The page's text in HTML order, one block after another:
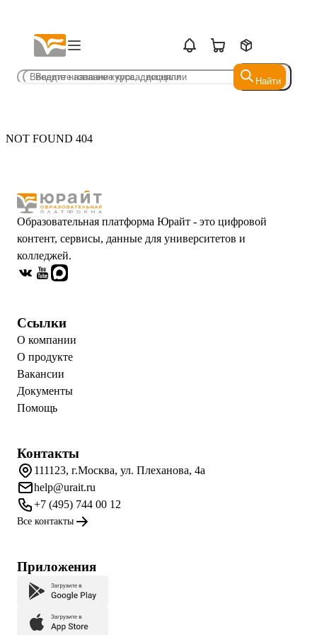
Найти
Найти
NOT FOUND 404
Образовательная платформа Юрайт - это цифровой
контент, сервисы, данные для университетов и
колледжей.
Ссылки
О компании
О продукте
Вакансии
Документы
Помощь
Контакты
111123, г.Москва, ул. Плеханова, 4а
help@urait.ru
+7 (495) 744 00 12
Все контакты
Приложения